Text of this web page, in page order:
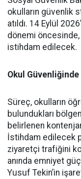
okulların güvenlik
atıldı. 14 Eylül
dönemi
istihdam edilecek.
Okul
Süreç, okulların
bulundukları
belirlenen
İstihdam edilecek
ziyaretçi trafiğini
anında emniyet
Yusuf Tekin’in